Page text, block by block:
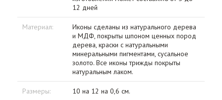
12 дней
Материал:
Иконы сделаны из натурального дерева
и МДФ, покрыты шпоном ценных пород
дерева, краски с натуральными
минеральными пигментами, сусальное
золото. Все иконы трижды покрыты
натуральным лаком.
Размеры: 10 на 12 на 0,6 см.